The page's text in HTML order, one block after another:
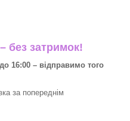
без затримок!
16:00 – відправимо того
за попереднім